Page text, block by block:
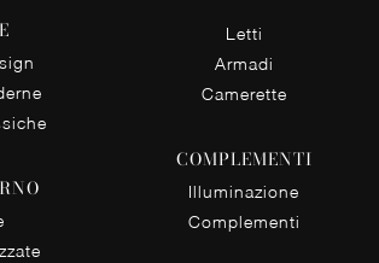
Letti
Armadi
Camerette
COMPLEMENTI
Illuminazione
Complementi